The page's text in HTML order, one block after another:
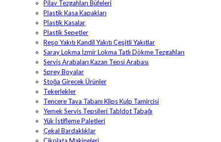
Pilav Tezgahları Büfeleri
Plastik Kasa Kapakları
Plastik Kasalar
Plastik Sepetler
Reşo Yakıtı Kandil Yakıtı Çeşitli Yakıtlar
Saray Lokma İzmir Lokma Tatlı Dökme Tezgahları
Servis Arabaları Kazan Tepsi Arabası
Sprey Boyalar
Stoğa Girecek Ürünler
Tekerlekler
Tencere Tava Tabanı Klips Kulp Tamircisi
Yemek Servis Tepsileri Tabldot Tabağı
Yük İstifleme Paletleri
Çekal Bardaklıklar